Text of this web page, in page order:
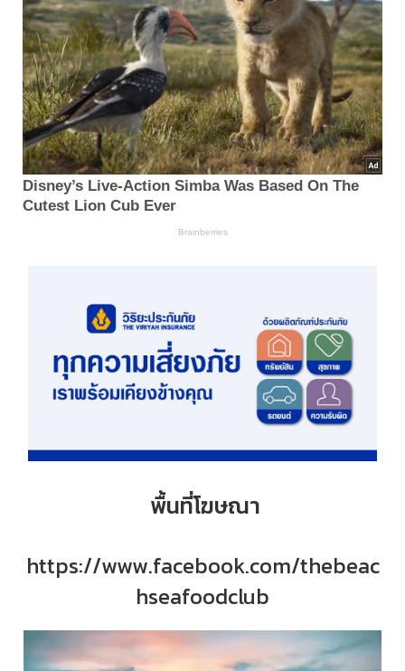
พื้นที่โฆษณา
https://www.facebook.com/thebeac
hseafoodclub